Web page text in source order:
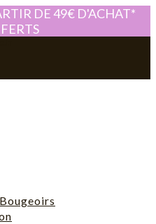
DE 49€ D'ACHAT*